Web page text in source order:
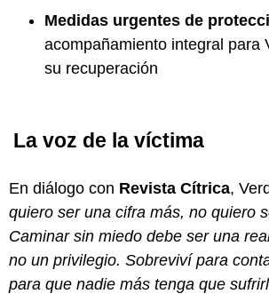
Medidas urgentes de
acompañamiento integral para
su recuperación
La voz de la víctima
En diálogo con Revista Cítrica,
quiero ser una cifra más, no quiero
Caminar sin miedo debe ser una
no un privilegio. Sobreviví para
para que nadie más tenga que